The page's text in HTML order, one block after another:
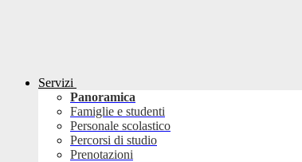
Servizi
Panoramica
Famiglie e studenti
Personale scolastico
Percorsi di studio
Prenotazioni